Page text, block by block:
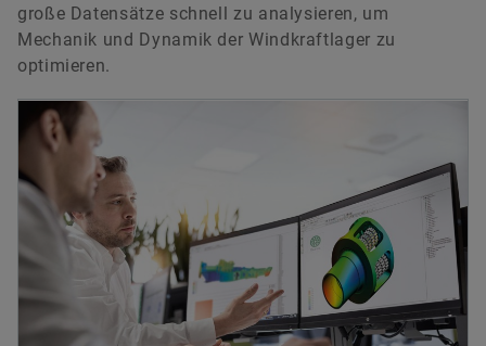
große Datensätze schnell zu analysieren, um
Mechanik und Dynamik der Windkraftlager zu
optimieren.